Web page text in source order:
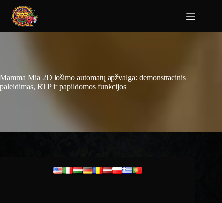
Mamma Mia 2D lošimo automatų apžvalga: demonstracinis
paleidimas, RTP ir papildomos funkcijos